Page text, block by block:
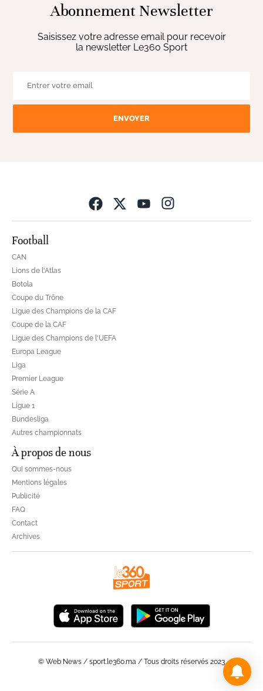
Abonnement Newsletter
Saisissez votre adresse email pour recevoir
la newsletter Le360 Sport
ENVOYER
Football
CAN
Lions de l'Atlas
Botola
Coupe du Trône
Ligue des Champions de la CAF
Coupe de la CAF
Ligue des Champions de l'UEFA
Europa League
Liga
Premier League
Série A
Ligue 1
Bundesliga
Autres championnats
À propos de nous
Qui sommes-nous
Mentions légales
Publicité
FAQ
Contact
Archives
© Web News / sport.le360.ma / Tous droits réservés 2023